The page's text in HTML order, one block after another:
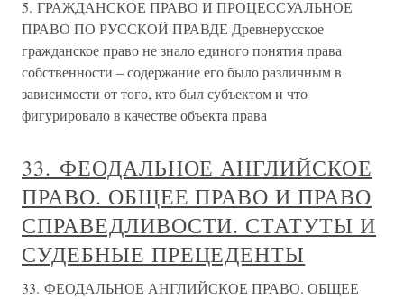
5. ГРАЖДАНСКОЕ ПРАВО И ПРОЦЕССУАЛЬНОЕ
ПРАВО ПО РУССКОЙ ПРАВДЕ Древнерусское
гражданское право не знало единого понятия права
собственности – содержание его было различным в
зависимости от того, кто был субъектом и что
фигурировало в качестве объекта права
33. ФЕОДАЛЬНОЕ АНГЛИЙСКОЕ
ПРАВО. ОБЩЕЕ ПРАВО И ПРАВО
СПРАВЕДЛИВОСТИ. СТАТУТЫ И
СУДЕБНЫЕ ПРЕЦЕДЕНТЫ
33. ФЕОДАЛЬНОЕ АНГЛИЙСКОЕ ПРАВО. ОБЩЕЕ